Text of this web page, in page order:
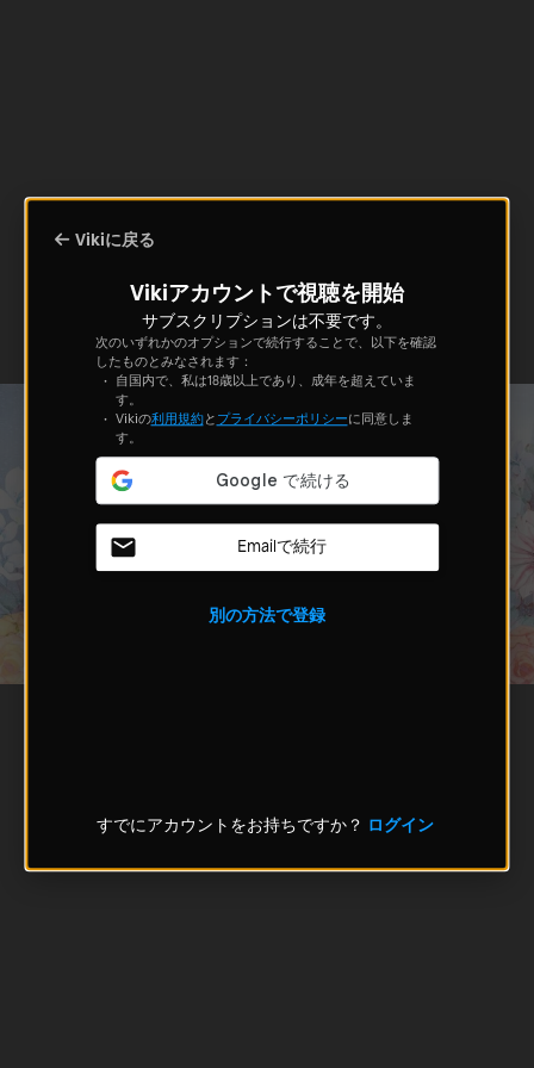
Vikiに戻る
Vikiアカウントで視聴を開始
サブスクリプションは不要です。
次のいずれかのオプションで続行することで、以下を確認
したものとみなされます：
自国内で、私は18歳以上であり、成年を超えていま
す。
Vikiの利用規約と プライバシーポリシーに同意しま
す。
Emailで続行
別の方法で登録
すでにアカウントをお持ちですか？ ログイン